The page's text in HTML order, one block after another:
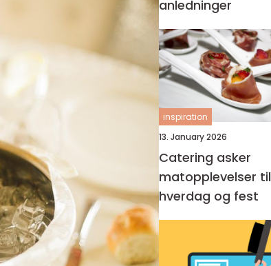
anledninger
inspiration
13. January 2026
Catering asker
matopplevelser til
hverdag og fest